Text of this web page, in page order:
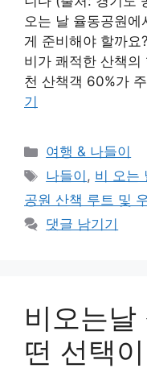
오는 날 율동공원에
게 준비해야 할까요
비가 쾌적한 산책
천 산책객 60%가
기
카
테
리
여행 & 나들이
태
그
나들이 , 비 오는
공원 산책 루트 및
댓글 남기기
비오는날
떤 선택